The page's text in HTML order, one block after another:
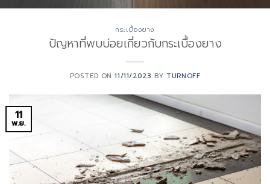
กระเบื้องยาง
ปัญหาที่พบบ่อยเกี่ยวกับกระเบื้องยาง
POSTED ON11/11/2023 BY TURNOFF
11
พ.ย.